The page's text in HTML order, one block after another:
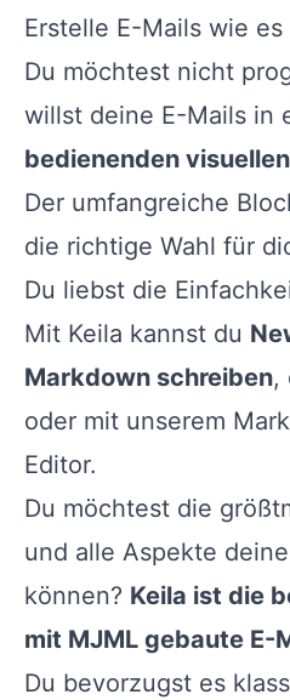
Erstelle E-Mails wie
Du möchtest nicht
willst deine E-Mails in
bedienenden
Der umfangreiche
die richtige Wahl für
Du liebst die
Mit Keila kannst du
Markdown schreiben,
oder mit unserem
Editor.
Du möchtest die
und alle Aspekte
können? Keila ist die
mit MJML gebaute E-
Du bevorzugst es